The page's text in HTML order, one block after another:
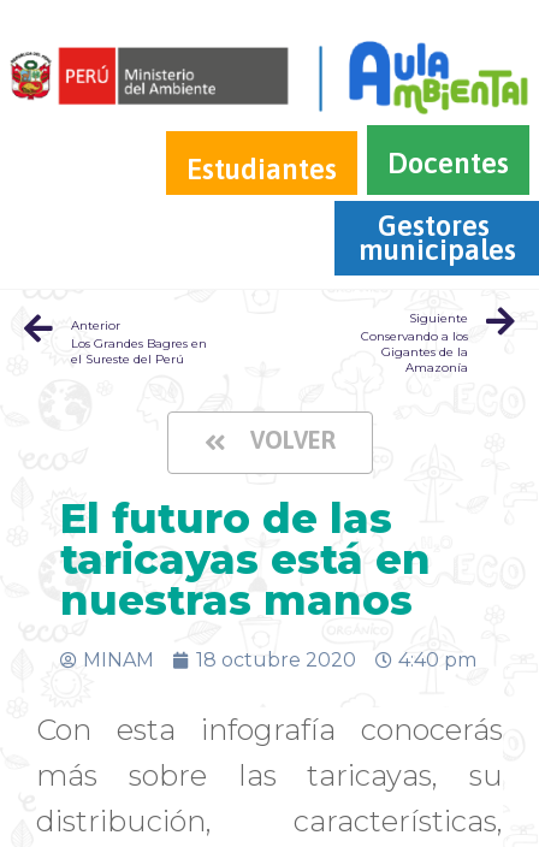
Estudiantes
Docentes
Gestores
municipales
Anterior
Los Grandes Bagres en
el Sureste del Perú
Siguiente
Conservando a los
Gigantes de la
Amazonía
VOLVER
El futuro de las
taricayas está en
nuestras manos
MINAM 18 octubre 2020 4:40 pm
Con esta infografía conocerás
más sobre las taricayas, su
distribución, características,